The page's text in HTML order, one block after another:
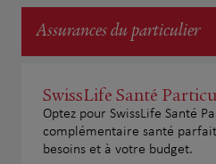
Assurances du particulier
SwissLife Santé
Optez pour SwissLife Santé
complémentaire santé
besoins et à votre budget.